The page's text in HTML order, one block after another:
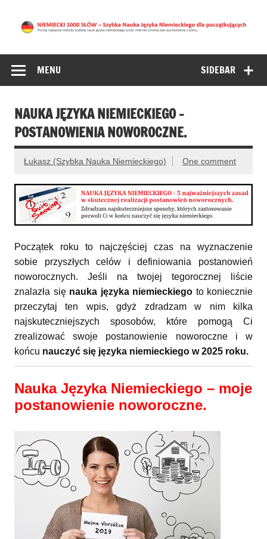
SŁÓW – Nauka
Niemieckiego dla
początkujących
znajdziesz tu najlepsze metody nauki języka niemieckiego
przez Internet bez wychodzenia z domu. (Niemiecki Online
SIDEBAR
MENU
NAUKA JĘZYKA NIEMIECKIEGO –
POSTANOWIENIA NOWOROCZNE.
Łukasz (Szybka Nauka Niemieckiego) One comment
Początek roku to najczęściej czas na wyznaczenie
sobie przyszłych celów i definiowania postanowień
noworocznych. Jeśli na twojej tegorocznej liście
znalazła się nauka języka niemieckiego to koniecznie
przeczytaj ten wpis, gdyż zdradzam w nim kilka
najskuteczniejszych sposobów, które pomogą Ci
zrealizować swoje postanowienie noworoczne i w
końcu nauczyć się języka niemieckiego w 2025 roku.
Nauka Języka Niemieckiego – moje
postanowienie noworoczne.